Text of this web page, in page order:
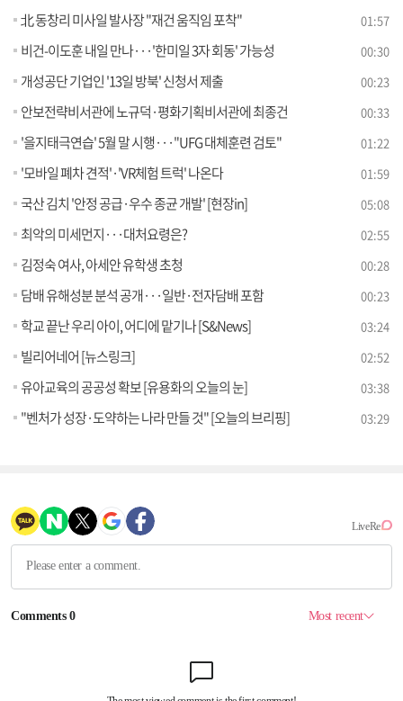
北 동창리 미사일 발사장 "재건 움직임 포착" 01:57
비건-이도훈 내일 만나···'한미일 3자 회동' 가능성 00:30
개성공단 기업인 '13일 방북' 신청서 제출 00:23
안보전략비서관에 노규덕·평화기획비서관에 최종건 00:33
'을지태극연습' 5월 말 시행···"UFG 대체훈련 검토" 01:22
'모바일 폐차 견적'·'VR체험 트럭' 나온다 01:59
국산 김치 '안정 공급·우수 종균 개발' [현장in] 05:08
최악의 미세먼지···대처요령은? 02:55
김정숙 여사, 아세안 유학생 초청 00:28
담배 유해성분 분석 공개···일반·전자담배 포함 00:23
학교 끝난 우리 아이, 어디에 맡기나 [S&News] 03:24
빌리어네어 [뉴스링크] 02:52
유아교육의 공공성 확보 [유용화의 오늘의 눈] 03:38
"벤처가 성장·도약하는 나라 만들 것" [오늘의 브리핑] 03:29